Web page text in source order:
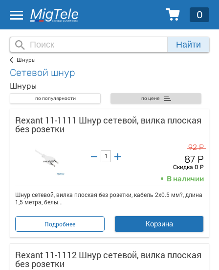
0
Найти
Шнуры
Сетевой шнур
Шнуры
по популярности по цене
Rexant 11-1111 Шнур сетевой, вилка плоская
без розетки
92 Р
87 Р
Скидка 0 Р
В наличии
Шнур сетевой, вилка плоская без розетки, кабель 2x0.5 мм?, длина
1,5 метра, белы...
Подробнее Корзина
Rexant 11-1112 Шнур сетевой, вилка плоская
без розетки